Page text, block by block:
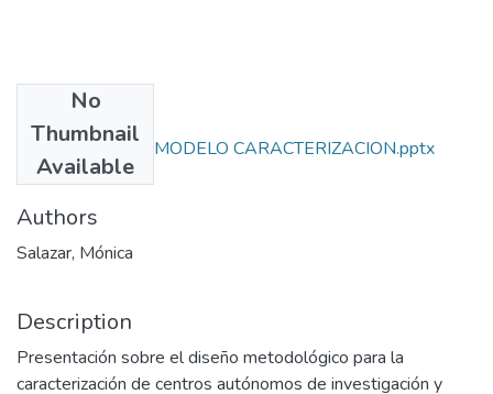
No
Thumbnail
Available
1049-REVISION MODELO CARACTERIZACION.pptx
(705.95 KB)
Authors
Salazar, Mónica
Description
Presentación sobre el diseño metodológico para la
caracterización de centros autónomos de investigación y